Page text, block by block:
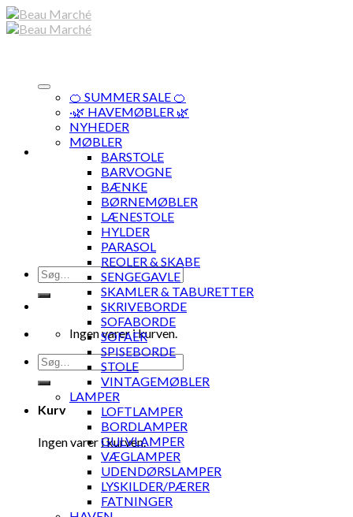
Skip
to
Søg
efter:
Ingen varer i kurven.
Søg
efter:
Kurv
Ingen varer i kurven.
🍊 SUMMER SALE 🍊
·🌿 HAVEMØBLER 🌿
NYHEDER
MØBLER
BARSTOLE
BARVOGNE
BÆNKE
BØRNEMØBLER
LÆNESTOLE
HYLDER
PARASOL
REOLER & SKABE
SENGEGAVLE
SKAMLER & TABURETTER
SKRIVEBORDE
SOFABORDE
SOFAER
SPISEBORDE
STOLE
VINTAGEMØBLER
LAMPER
LOFTLAMPER
BORDLAMPER
GULVLAMPER
VÆGLAMPER
UDENDØRSLAMPER
LYSKILDER/PÆRER
FATNINGER